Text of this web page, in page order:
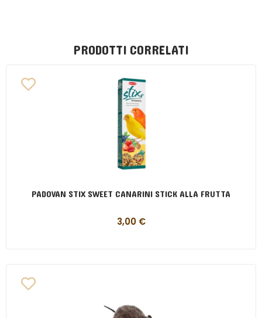
PRODOTTI CORRELATI
PADOVAN STIX SWEET CANARINI STICK ALLA FRUTTA
3,00 €